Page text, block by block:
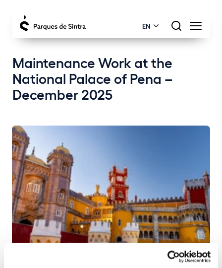
EN
Maintenance Work at the
National Palace of Pena –
December 2025